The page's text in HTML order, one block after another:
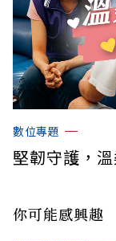
數位專題
堅韌守護，
你可能感興趣